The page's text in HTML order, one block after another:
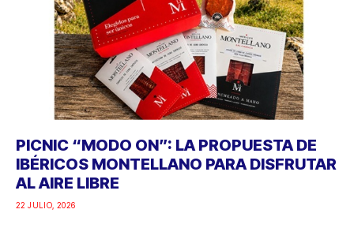
PICNIC “MODO ON”: LA PROPUESTA DE
IBÉRICOS MONTELLANO PARA DISFRUTAR
AL AIRE LIBRE
22 JULIO, 2026